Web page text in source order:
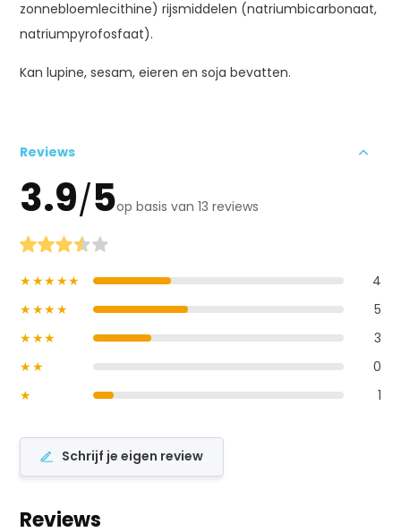
zonnebloemlecithine) rijsmiddelen (natriumbicarbonaat,
natriumpyrofosfaat).
Kan lupine, sesam, eieren en soja bevatten.
Reviews
3.9/5op basis van 13 reviews
★★★★★
4
★★★★
5
★★★
3
★★
0
★
1
Schrijf je eigen review
Reviews